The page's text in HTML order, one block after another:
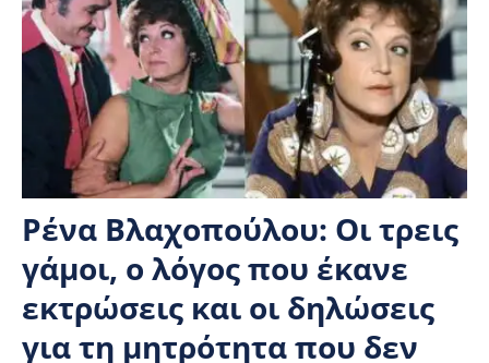
Ρένα Βλαχοπούλου: Οι τρεις
γάμοι, ο λόγος που έκανε
εκτρώσεις και οι δηλώσεις
για τη μητρότητα που δεν